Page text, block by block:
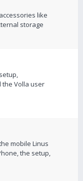
like
storage
Volla user
mobile Linus
the setup,